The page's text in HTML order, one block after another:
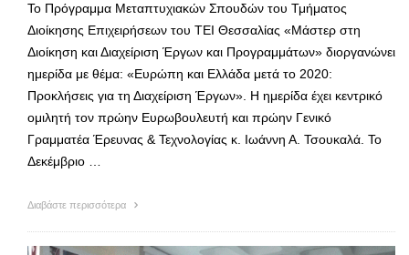
Το Πρόγραμμα Μεταπτυχιακών Σπουδών του Τμήματος
Διοίκησης Επιχειρήσεων του ΤΕΙ Θεσσαλίας «Μάστερ στη
Διοίκηση και Διαχείριση Έργων και Προγραμμάτων» διοργανώνει
ημερίδα με θέμα: «Ευρώπη και Ελλάδα μετά το 2020:
Προκλήσεις για τη Διαχείριση Έργων». Η ημερίδα έχει κεντρικό
ομιλητή τον πρώην Ευρωβουλευτή και πρώην Γενικό
Γραμματέα Έρευνας & Τεχνολογίας κ. Ιωάννη Α. Τσουκαλά. Το
Δεκέμβριο …
Διαβάστε περισσότερα